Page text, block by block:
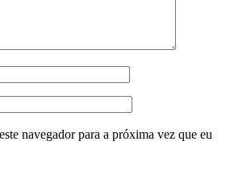
navegador para a próxima vez que eu